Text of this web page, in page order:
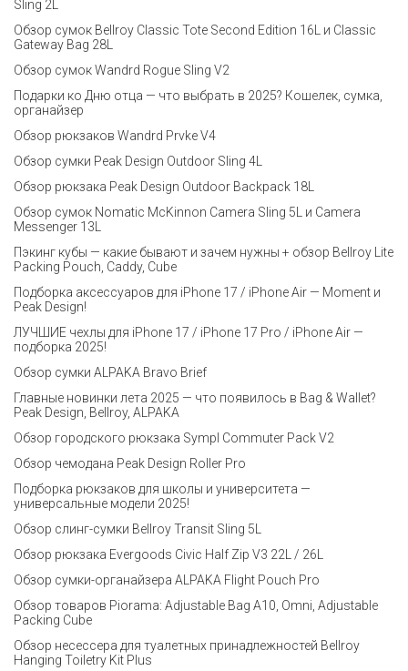
Sling 2L
Обзор сумок Bellroy Classic Tote Second Edition 16L и Classic
Gateway Bag 28L
Обзор сумок Wandrd Rogue Sling V2
Подарки ко Дню отца — что выбрать в 2025? Кошелек, сумка,
органайзер
Обзор рюкзаков Wandrd Prvke V4
Обзор сумки Peak Design Outdoor Sling 4L
Обзор рюкзака Peak Design Outdoor Backpack 18L
Обзор сумок Nomatic McKinnon Camera Sling 5L и Camera
Messenger 13L
Пэкинг кубы — какие бывают и зачем нужны + обзор Bellroy Lite
Packing Pouch, Caddy, Cube
Подборка аксессуаров для iPhone 17 / iPhone Air — Moment и
Peak Design!
ЛУЧШИЕ чехлы для iPhone 17 / iPhone 17 Pro / iPhone Air —
подборка 2025!
Обзор сумки ALPAKA Bravo Brief
Главные новинки лета 2025 — что появилось в Bag & Wallet?
Peak Design, Bellroy, ALPAKA
Обзор городского рюкзака Sympl Commuter Pack V2
Обзор чемодана Peak Design Roller Pro
Подборка рюкзаков для школы и университета —
универсальные модели 2025!
Обзор слинг-сумки Bellroy Transit Sling 5L
Обзор рюкзака Evergoods Civic Half Zip V3 22L / 26L
Обзор сумки-органайзера ALPAKA Flight Pouch Pro
Обзор товаров Piorama: Adjustable Bag A10, Omni, Adjustable
Packing Cube
Обзор несессера для туалетных принадлежностей Bellroy
Hanging Toiletry Kit Plus